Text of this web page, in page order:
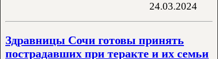
24.03.2024
Здравницы Сочи готовы принять
пострадавших при теракте и их семьи